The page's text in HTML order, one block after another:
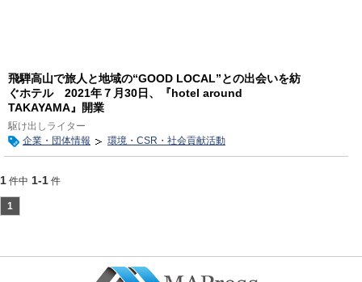
飛騨高山で旅人と地域の“GOOD LOCAL”との出会いを紡
ぐホテル 2021年７月30日、『hotel around
TAKAYAMA』開業
駆け出しライター
企業・団体情報
環境・CSR・社会貢献活動
1 件中 1-1 件
1